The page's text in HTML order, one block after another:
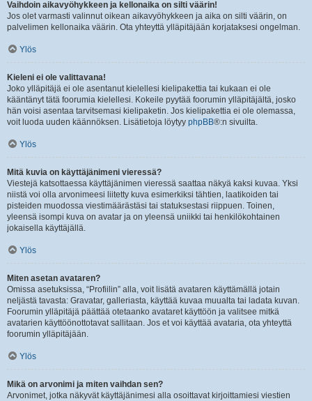
Vaihdoin aikavyöhykkeen ja kellonaika on silti väärin!
Jos olet varmasti valinnut oikean aikavyöhykkeen ja aika on silti väärin, on
palvelimen kellonaika väärin. Ota yhteyttä ylläpitäjään korjataksesi ongelman.
Ylös
Kieleni ei ole valittavana!
Joko ylläpitäjä ei ole asentanut kielellesi kielipakettia tai kukaan ei ole
kääntänyt tätä foorumia kielellesi. Kokeile pyytää foorumin ylläpitäjältä, josko
hän voisi asentaa tarvitsemasi kielipaketin. Jos kielipakettia ei ole olemassa,
voit luoda uuden käännöksen. Lisätietoja löytyy phpBB®:n sivuilta.
Ylös
Mitä kuvia on käyttäjänimeni vieressä?
Viestejä katsottaessa käyttäjänimen vieressä saattaa näkyä kaksi kuvaa. Yksi
niistä voi olla arvonimeesi liitetty kuva esimerkiksi tähtien, laatikoiden tai
pisteiden muodossa viestimäärästäsi tai statuksestasi riippuen. Toinen,
yleensä isompi kuva on avatar ja on yleensä uniikki tai henkilökohtainen
jokaisella käyttäjällä.
Ylös
Miten asetan avataren?
Omissa asetuksissa, “Profiilin” alla, voit lisätä avataren käyttämällä jotain
neljästä tavasta: Gravatar, galleriasta, käyttää kuvaa muualta tai ladata kuvan.
Foorumin ylläpitäjä päättää otetaanko avataret käyttöön ja valitsee mitkä
avatarien käyttöönottotavat sallitaan. Jos et voi käyttää avataria, ota yhteyttä
foorumin ylläpitäjään.
Ylös
Mikä on arvonimi ja miten vaihdan sen?
Arvonimet, jotka näkyvät käyttäjänimesi alla osoittavat kirjoittamiesi viestien